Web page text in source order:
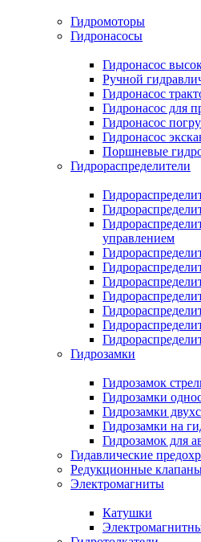
Гидромоторы
Гидронасосы
Гидронасос
Ручной
Гидронасос
Гидронасос для
Гидронасос
Гидронасос
Поршневые
Гидрораспределители
управлением
Гидрозамки
Гидрозамок
Гидрозамки
Гидрозамки
Гидрозамки на
Гидрозамок для
Гидавлические
Редукционные
Электромагниты
Катушки